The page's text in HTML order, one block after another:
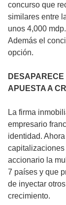
concurso que
similares entre
unos 4,000
Además el
opción.
APUESTA A
La firma
empresario
identidad.
capitalizaciones
accionario la
7 países y que
de inyectar
crecimiento.